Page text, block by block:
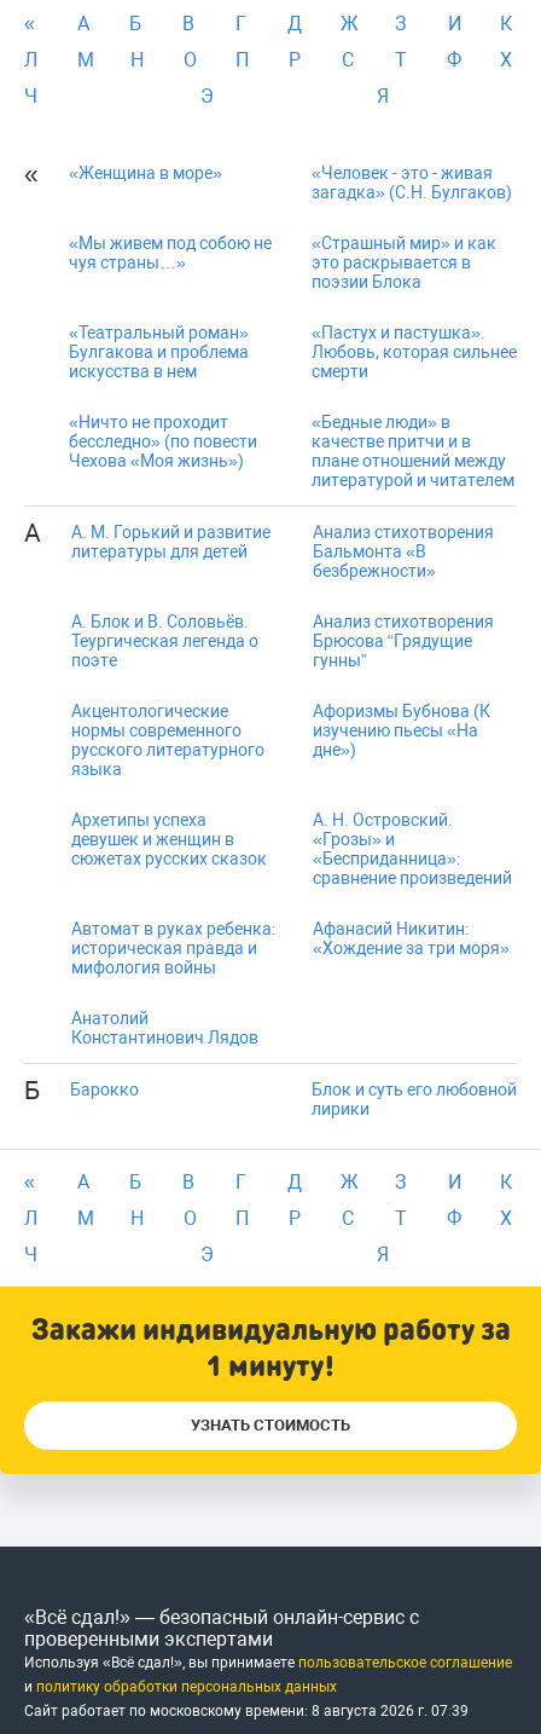
« А Б В Г Д Ж З И
К
Л
М Н О П Р С Т Ф
Х
Ч
Э Я
« «Женщина в море»
«Человек - это - живая
загадка» (С.Н. Булгаков)
«Мы живем под собою не
чуя страны…»
«Страшный мир» и как
это раскрывается в
поэзии Блока
«Театральный роман»
Булгакова и проблема
искусства в нем
«Пастух и пастушка».
Любовь, которая сильнее
смерти
«Ничто не проходит
бесследно» (по повести
Чехова «Моя жизнь»)
«Бедные люди» в
качестве притчи и в
плане отношений между
литературой и читателем
А
А. М. Горький и развитие
литературы для детей
Анализ стихотворения
Бальмонта «В
безбрежности»
А. Блок и В. Соловьёв.
Теургическая легенда о
поэте
Анализ стихотворения
Брюсова “Грядущие
гунны”
Акцентологические
нормы современного
русского литературного
языка
Афоризмы Бубнова (К
изучению пьесы «На
дне»)
Архетипы успеха
девушек и женщин в
сюжетах русских сказок
А. Н. Островский.
«Грозы» и
«Бесприданница»:
сравнение произведений
Автомат в руках ребенка:
историческая правда и
мифология войны
Афанасий Никитин:
«Хождение за три моря»
Анатолий
Константинович Лядов
Б Барокко
Блок и суть его любовной
лирики
« А Б В Г Д Ж З И
К
Л
М Н О П Р С Т Ф
Х
Ч
Э Я
Закажи индивидуальную работу за
1 минуту!
УЗНАТЬ СТОИМОСТЬ
«Всё сдал!» — безопасный онлайн-сервис с
проверенными экспертами
Используя «Всё сдал!», вы принимаете пользовательское соглашение
и политику обработки персональных данных
Сайт работает по московскому времени: 8 августа 2026 г. 07:39